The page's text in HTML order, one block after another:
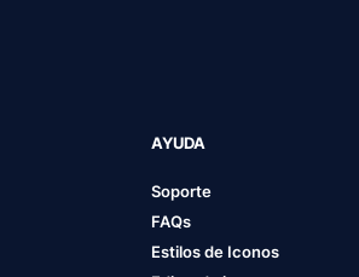
AYUDA
Soporte
FAQs
Estilos de Iconos